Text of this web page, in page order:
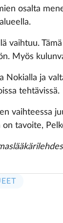
osalta
vaihtuu.
Myös
Nokialla ja
tehtävissä.
vaihteessa
on tavoite,